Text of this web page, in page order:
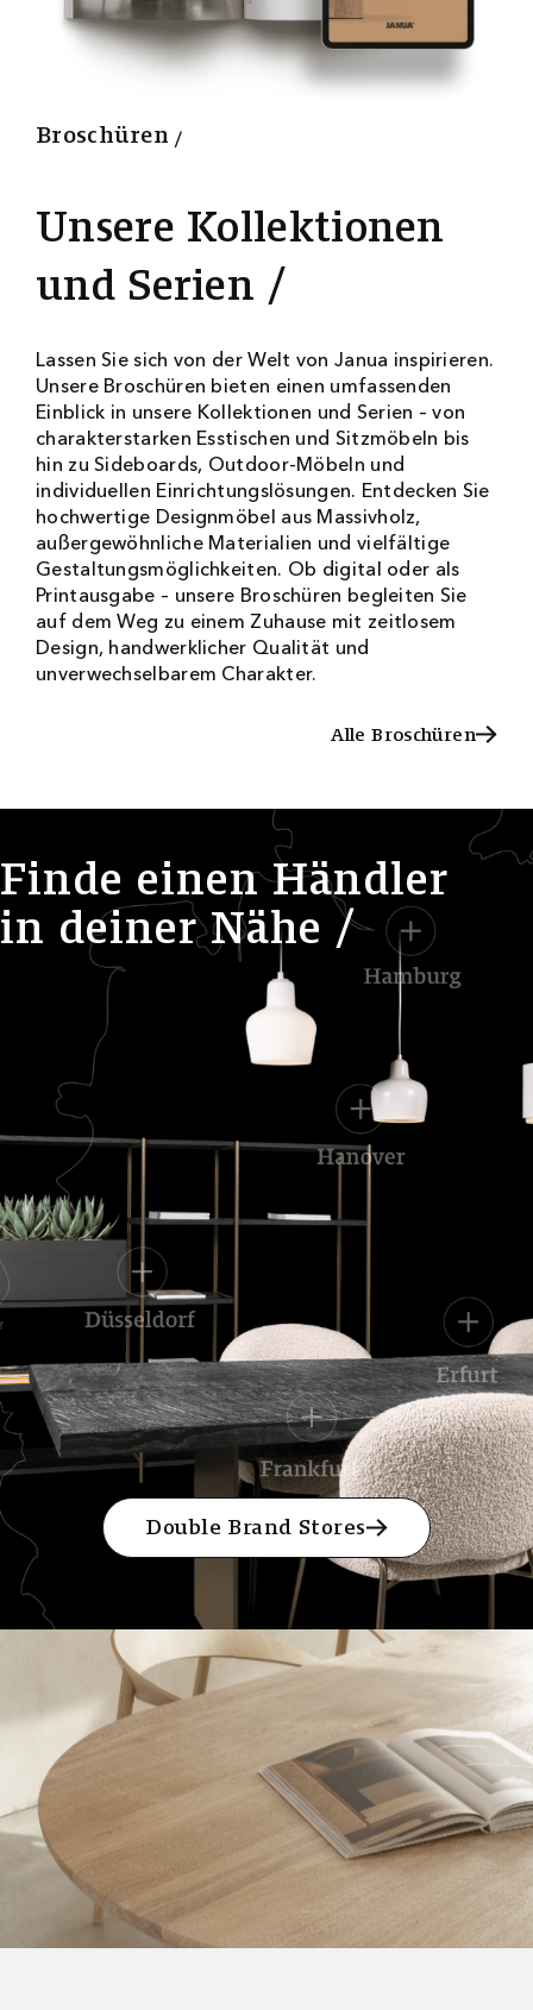
4
1
0
Broschüren
Unsere Kollektionen
und Serien
Lassen Sie sich von der Welt von Janua inspirieren.
Unsere Broschüren bieten einen umfassenden
Einblick in unsere Kollektionen und Serien – von
charakterstarken Esstischen und Sitzmöbeln bis
hin zu Sideboards, Outdoor-Möbeln und
individuellen Einrichtungslösungen. Entdecken Sie
hochwertige Designmöbel aus Massivholz,
außergewöhnliche Materialien und vielfältige
Gestaltungsmöglichkeiten. Ob digital oder als
Printausgabe – unsere Broschüren begleiten Sie
auf dem Weg zu einem Zuhause mit zeitlosem
Design, handwerklicher Qualität und
unverwechselbarem Charakter.
Alle Broschüren
Finde einen Händler
in deiner Nähe
Double Brand Stores
Double Brand Stores